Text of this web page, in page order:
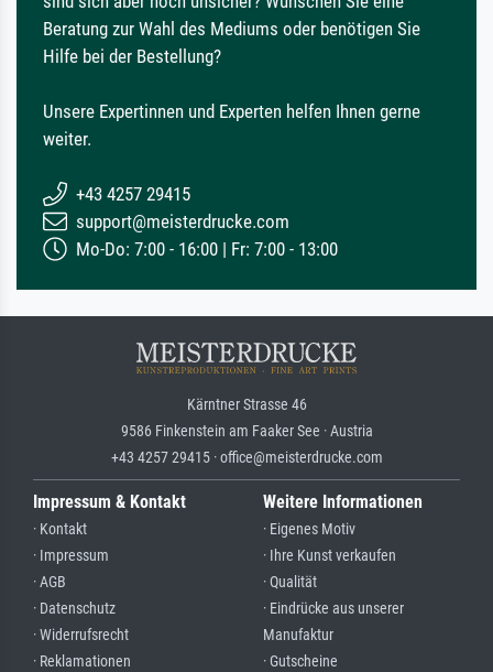
Beratung zur Wahl des Mediums oder benötigen Sie
Hilfe bei der Bestellung?
Unsere Expertinnen und Experten helfen Ihnen gerne
weiter.
+43 4257 29415
support@meisterdrucke.com
Mo-Do: 7:00 - 16:00 | Fr: 7:00 - 13:00
Kärntner Strasse 46
9586 Finkenstein am Faaker See · Austria
+43 4257 29415 · office@meisterdrucke.com
Impressum & Kontakt
· Kontakt
· Impressum
· AGB
· Datenschutz
· Widerrufsrecht
· Reklamationen
Weitere Informationen
· Eigenes Motiv
· Ihre Kunst verkaufen
· Qualität
· Eindrücke aus unserer
Manufaktur
· Gutscheine